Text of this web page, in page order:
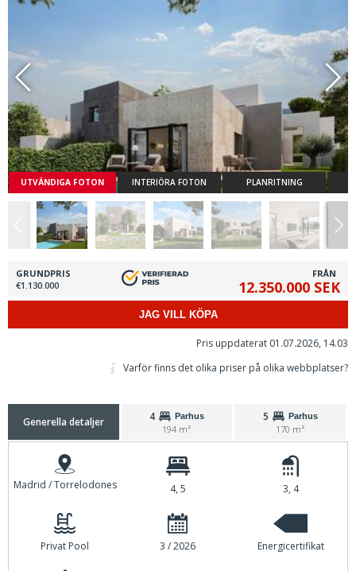
UTVÄNDIGA FOTON INTERIÖRA FOTON PLANRITNING
GRUNDPRIS
€1.130.000
FRÅN
12.350.000 SEK
JAG VILL KÖPA
Pris uppdaterat 01.07.2026, 14.03
Varför finns det olika priser på olika webbplatser?
Generella detaljer 4 Parhus
194 m²
5 Parhus
170 m²
Madrid / Torrelodones 4, 5 3, 4
Privat Pool 3 / 2026 Energicertifikat